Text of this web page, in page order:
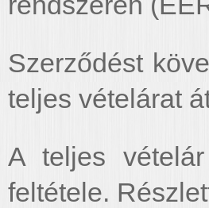
Szerződést
teljes vételárat
A teljes
feltétele.